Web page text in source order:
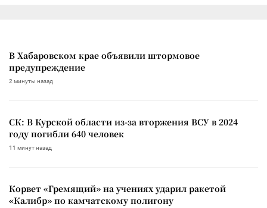
В Хабаровском крае объявили штормовое
предупреждение
2 минуты назад
СК: В Курской области из-за вторжения ВСУ в 2024
году погибли 640 человек
11 минут назад
Корвет «Гремящий» на учениях ударил ракетой
«Калибр» по камчатскому полигону